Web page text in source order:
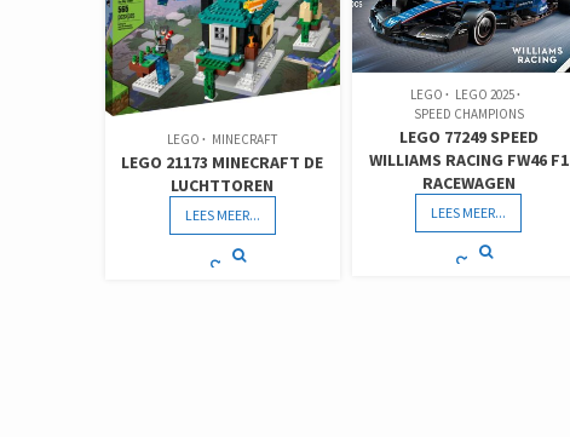
LEGO MINECRAFT
LEGO 21173 MINECRAFT DE
LUCHTTOREN
LEES MEER...
LEGO
LEGO 2025
SPEED CHAMPIONS
LEGO 77249 SPEED
WILLIAMS RACING FW46 F1
RACEWAGEN
LEES MEER...